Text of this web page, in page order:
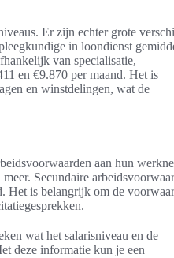
Er zijn echter grote
in loondienst
van specialisatie,
en €9.870 per maand. Het is
en winstdelingen, wat de
aan hun
Secundaire
Het is belangrijk om de
wat het salarisniveau en de
deze informatie kun je een